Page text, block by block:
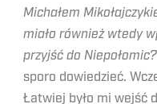
Michałem
miało również wtedy
przyjść do Niepołomic?
sporo dowiedzieć.
Łatwiej było mi wejść